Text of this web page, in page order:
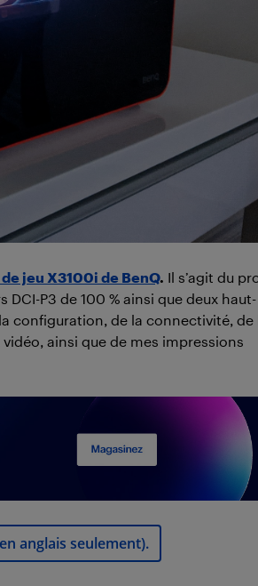
jeu X3100i de BenQ. Il s’agit du
P3 de 100 % ainsi que deux haut-
configuration, de la connectivité, de
ainsi que de mes impressions
anglais seulement).